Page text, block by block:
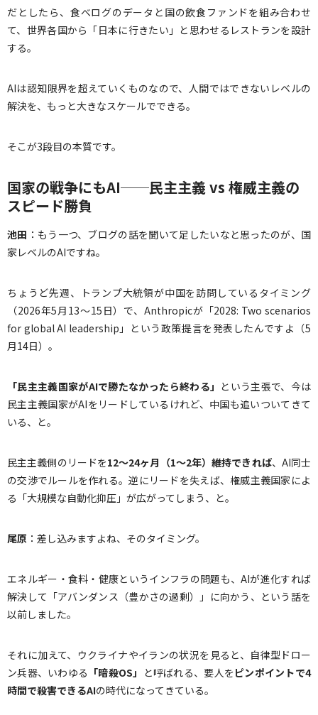
だとしたら、食べログのデータと国の飲食ファンドを組み合わせ
て、世界各国から「日本に行きたい」と思わせるレストランを設計
する。
AIは認知限界を超えていくものなので、人間ではできないレベルの
解決を、もっと大きなスケールでできる。
そこが3段目の本質です。
国家の戦争にもAI──民主主義 vs 権威主義の
スピード勝負
池田 ：もう一つ、ブログの話を聞いて足したいなと思ったのが、国
家レベルのAIですね。
ちょうど先週、トランプ大統領が中国を訪問しているタイミング
（2026年5月13〜15日）で、Anthropicが「2028: Two scenarios
for global AI leadership」という政策提言を発表したんですよ（5
月14日）。
「民主主義国家がAIで勝たなかったら終わる」 という主張で、今は
民主主義国家がAIをリードしているけれど、中国も追いついてきて
いる、と。
民主主義側のリードを12〜24ヶ月（1〜2年）維持できれば、AI同士
の交渉でルールを作れる。逆にリードを失えば、権威主義国家によ
る「大規模な自動化抑圧」が広がってしまう、と。
尾原 ：差し込みますよね、そのタイミング。
エネルギー・食料・健康というインフラの問題も、AIが進化すれば
解決して「アバンダンス（豊かさの過剰）」に向かう、という話を
以前しました。
それに加えて、ウクライナやイランの状況を見ると、自律型ドロー
ン兵器、いわゆる 「暗殺OS」 と呼ばれる、要人をピンポイントで4
時間で殺害できるAIの時代になってきている。